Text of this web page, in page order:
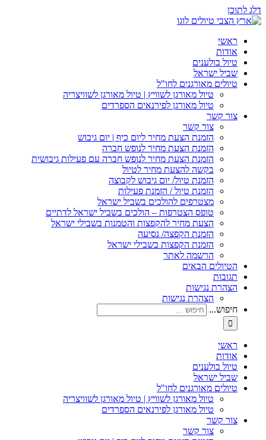
דלג לתוכן
ראשי
אודות
טיול בולענים
שביל ישראל
טיולים מאורגנים לחו"ל
טיול מאורגן לשוויץ | טיול מאורגן לשוויצריה
טיול מאורגן לפירנאים הספרדים
צור קשר
צור קשר
הזמנת הצעת מחיר ליום כיף | יום גיבוש
הזמנת הצעת מחיר לנופש חברה
הזמנת הצעת מחיר לנופש חברה עם פעילות גיבושית
בקשה להצעת מחיר לטיול
הזמנת טיול/ יום גיבוש לקבוצה
הזמנת טיול / הזמנת פעילות
מצטרפים להולכים בשביל ישראל
טופס הצטרפות – הולכים בשביל ישראל לדתיים
הצעת מחיר להקפצות והטמנות בשבילי ישראל
הזמנת הקפצה/ נסיעה
הזמנת הקפצות בשבילי ישראל
הרשמה לאתר
הטיולים הבאים
תגובות
הצהרת נגישות
הצהרת נגישות
חיפוש...
ראשי
אודות
טיול בולענים
שביל ישראל
טיולים מאורגנים לחו"ל
טיול מאורגן לשוויץ | טיול מאורגן לשוויצריה
טיול מאורגן לפירנאים הספרדים
צור קשר
צור קשר